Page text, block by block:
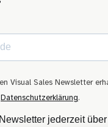
Visual Sales Newsletter
Datenschutzerklärung.
jederzeit